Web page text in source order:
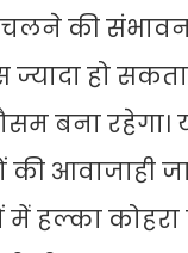
की
ज्यादा हो सकता
बना रहेगा।
आवाजाही
में हल्का कोहरा